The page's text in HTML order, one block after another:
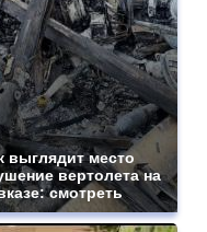
выглядит место
вертолета на
смотреть